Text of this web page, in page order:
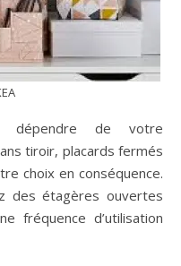
dépendre de votre
tiroir, placards fermés
choix en conséquence.
des étagères ouvertes
fréquence d’utilisation